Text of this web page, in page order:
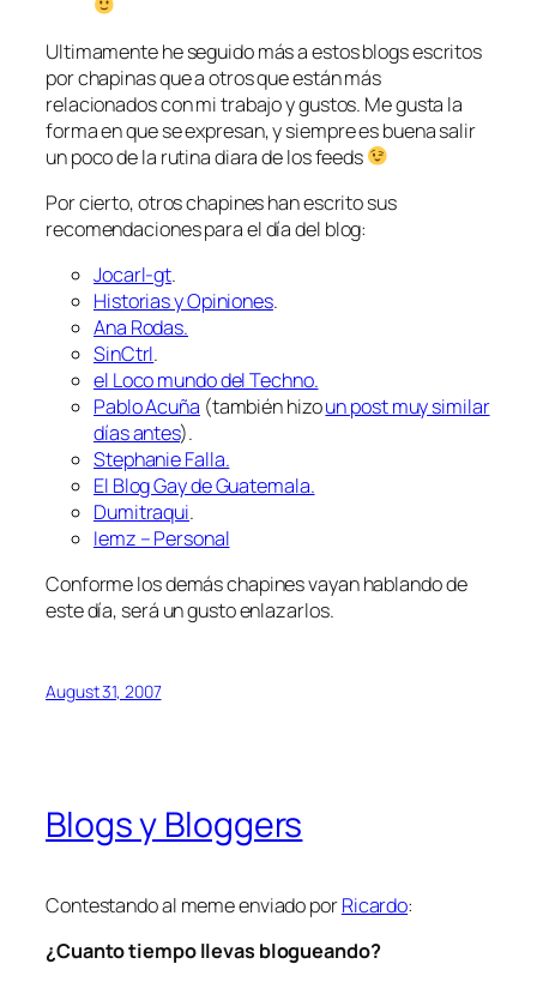
Ultimamente he seguido más a estos blogs escritos
por chapinas que a otros que están más
relacionados con mi trabajo y gustos. Me gusta la
forma en que se expresan, y siempre es buena salir
un poco de la rutina diara de los feeds
Por cierto, otros chapines han escrito sus
recomendaciones para el día del blog:
Jocarl-gt.
Historias y Opiniones.
Ana Rodas.
SinCtrl.
el Loco mundo del Techno.
Pablo Acuña (también hizoun post muy similar
días antes).
Stephanie Falla.
El Blog Gay de Guatemala.
Dumitraqui.
Iemz – Personal
Conforme los demás chapines vayan hablando de
este día, será un gusto enlazarlos.
August 31, 2007
Blogs y Bloggers
Contestando al meme enviado porRicardo:
¿Cuanto tiempo llevas blogueando?